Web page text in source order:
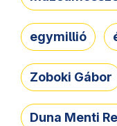
egymillió
Zoboki Gábor
Duna Menti